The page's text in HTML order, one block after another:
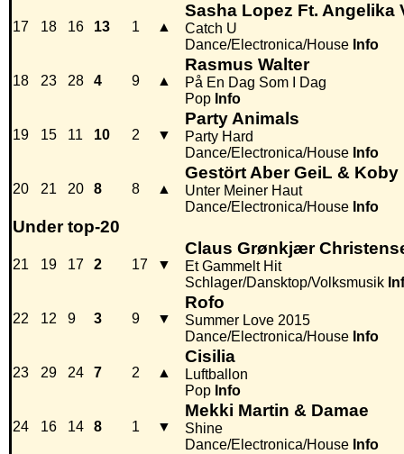
17 18 16 13 1 ▲
Sasha Lopez Ft. Angelika
Catch U
Dance/Electronica/House Info
18 23 28 4 9 ▲
Rasmus Walter
På En Dag Som I Dag
Pop Info
19 15 11 10 2 ▼
Party Animals
Party Hard
Dance/Electronica/House Info
20 21 20 8 8 ▲
Gestört Aber GeiL &
Unter Meiner Haut
Dance/Electronica/House Info
Under top-20
21 19 17 2 17 ▼
Claus Grønkjær
Et Gammelt Hit
Schlager/Dansktop/Volksmusik
22 12 9 3 9 ▼
Rofo
Summer Love 2015
Dance/Electronica/House Info
23 29 24 7 2 ▲
Cisilia
Luftballon
Pop Info
24 16 14 8 1 ▼
Mekki Martin & Damae
Shine
Dance/Electronica/House Info